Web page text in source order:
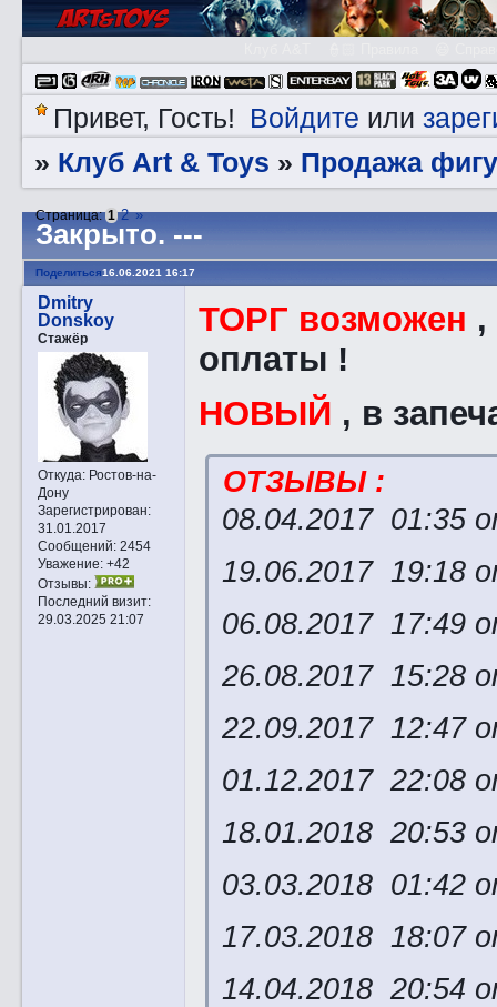
Привет, Гость! Войдите или
» Клуб Art & Toys » Продажа
Закрытo. ---
Страница:1 2 »
Поделиться16.06.2021 16:17
Dmitry
Donskoy
Стажёр
Откуда:Ростов-на-
Дону
Зарегистрирован:
31.01.2017
Сообщений:2454
Уважение: +42
Отзывы:
Последний визит:
29.03.2025 21:07
ТОРГ возможен ,
оплаты !
НОВЫЙ , в
ОТЗЫВЫ :
08.04.2017 01:35
19.06.2017 19:18
06.08.2017 17:49
26.08.2017 15:28
22.09.2017 12:47
01.12.2017 22:08
18.01.2018 20:53
03.03.2018 01:42
17.03.2018 18:07
14.04.2018 20:54